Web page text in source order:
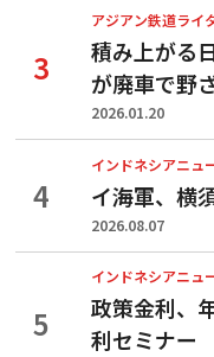
アジアン鉄道ラ
積み上がる
が廃車で野
2026.01.20
インドネシアニュ
イ海軍、横
2026.08.07
インドネシアニュ
政策金利、
利セミナー